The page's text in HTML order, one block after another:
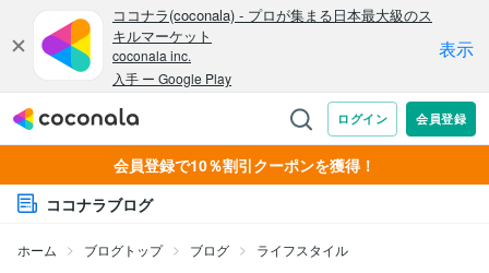
会員登録で10％割引クーポンを獲得！
ココナラブログ
ホーム ブログトップ ブログ ライフスタイル